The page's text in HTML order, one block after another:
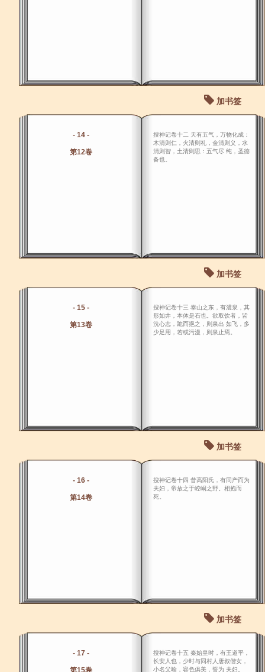
加书签
- 14 -
第12卷
搜神记卷十二 天有五气，万物化成：
木清则仁，火清则礼，金清则义，水
清则智，土清则思：五气尽 纯，圣德
备也。
加书签
- 15 -
第13卷
搜神记卷十三 泰山之东，有澧泉，其
形如井，本体是石也。欲取饮者，皆
洗心志，跪而挹之，则泉出 如飞，多
少足用，若或污漫，则泉止焉。
加书签
- 16 -
第14卷
搜神记卷十四 昔高阳氏，有同产而为
夫妇，帝放之于崆峒之野。相抱而
死。
加书签
- 17 -
第15卷
搜神记卷十五 秦始皇时，有王道平，
长安人也，少时与同村人唐叔偕女，
小名父喻，容色俱美，誓为 夫妇。